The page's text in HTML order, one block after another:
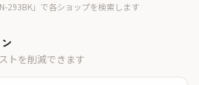
293BK」で各ショップを検索します
トを削減できます